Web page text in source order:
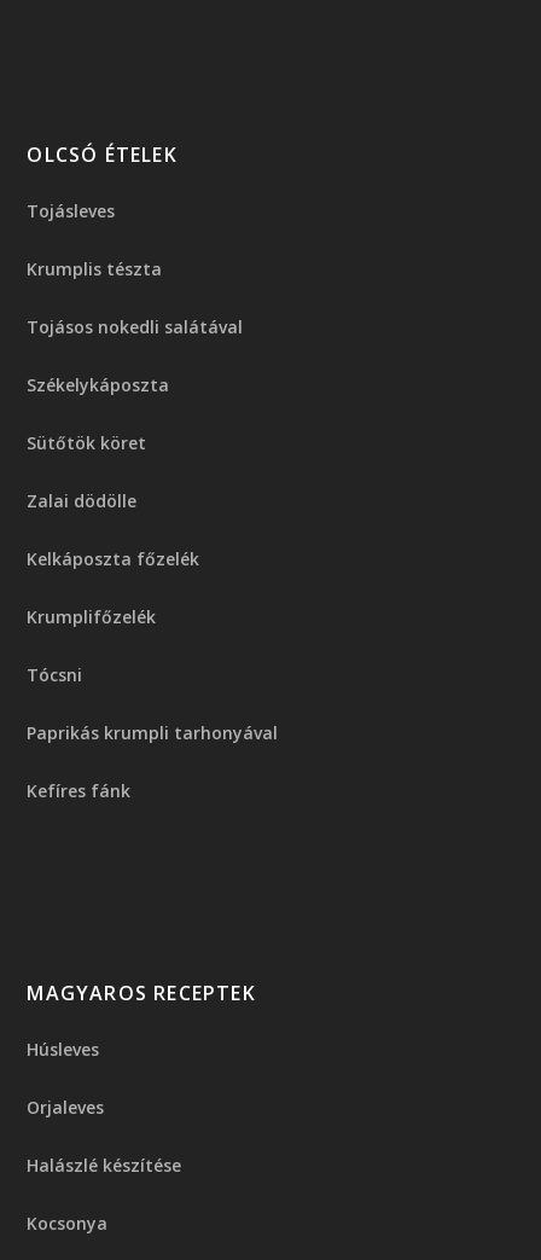
OLCSÓ ÉTELEK
Tojásleves
Krumplis tészta
Tojásos nokedli salátával
Székelykáposzta
Sütőtök köret
Zalai dödölle
Kelkáposzta főzelék
Krumplifőzelék
Tócsni
Paprikás krumpli tarhonyával
Kefíres fánk
MAGYAROS RECEPTEK
Húsleves
Orjaleves
Halászlé készítése
Kocsonya